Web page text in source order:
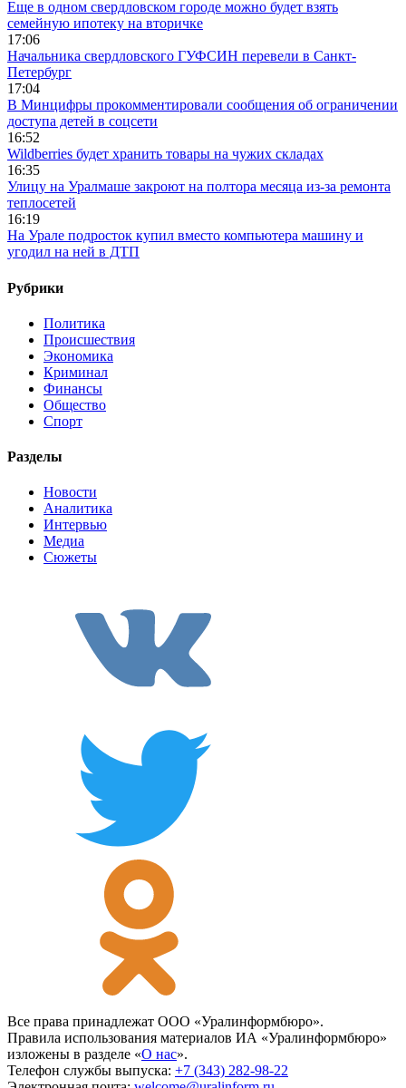
Еще в одном свердловском городе можно будет взять
семейную ипотеку на вторичке
17:06
Начальника свердловского ГУФСИН перевели в Санкт-
Петербург
17:04
В Минцифры прокомментировали сообщения об ограничении
доступа детей в соцсети
16:52
Wildberries будет хранить товары на чужих складах
16:35
Улицу на Уралмаше закроют на полтора месяца из-за ремонта
теплосетей
16:19
На Урале подросток купил вместо компьютера машину и
угодил на ней в ДТП
Рубрики
Политика
Происшествия
Экономика
Криминал
Финансы
Общество
Спорт
Разделы
Новости
Аналитика
Интервью
Медиа
Сюжеты
Все права принадлежат ООО «Уралинформбюро».
Правила использования материалов ИА «Уралинформбюро»
изложены в разделе «О нас».
Телефон службы выпуска: +7 (343) 282-98-22